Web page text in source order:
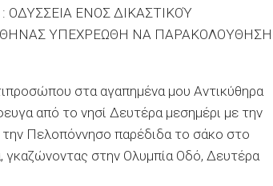
: ΟΔΥΣΣΕΙΑ ΕΝΟΣ ΔΙΚΑΣΤΙΚΟΎ
ΥΠΕΧΡΕΩΘΗ ΝΑ ΠΑΡΑΚΟΛΟΥΘΗΣΗ
στα αγαπημένα μου Αντικύθηρα
από το νησί Δευτέρα μεσημέρι με την
την Πελοπόννησο παρέδιδα το σάκο στο
γκαζώνοντας στην Ολυμπία Οδό, Δευτέρα